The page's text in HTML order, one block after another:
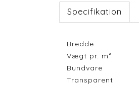
Specifikation
Bredde
Vægt pr. m²
Bundvare
Transparent